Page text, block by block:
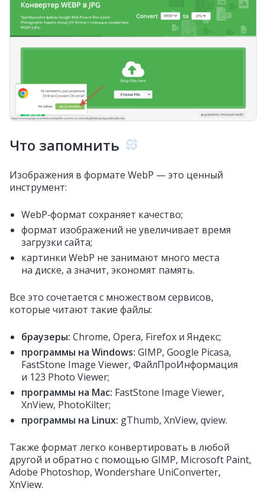
Что запомнить
Изображения в формате WebP — это ценный
инструмент:
WebP‑формат сохраняет качество;
формат изображений не увеличивает время
загрузки сайта;
картинки WebP не занимают много места
на диске, а значит, экономят память.
Все это сочетается с множеством сервисов,
которые читают такие файлы:
браузеры: Chrome, Opera, Firefox и Яндекс;
программы на Windows: GIMP, Google Picasa,
FastStone Image Viewer, ФайлПроИнформация
и 123 Photo Viewer;
программы на Mac: FastStone Image Viewer,
XnView, PhotoKilter;
программы на Linux: gThumb, XnView, qview.
Также формат легко конвертировать в любой
другой и обратно с помощью GIMP, Microsoft Paint,
Adobe Photoshop, Wondershare UniConverter,
XnView.